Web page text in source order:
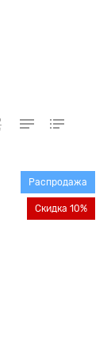
Распродажа
Скидка 10%